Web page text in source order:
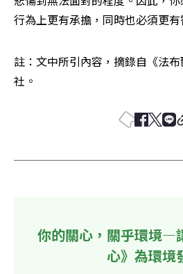
行為上更有承擔，同時也必須更有
註：文中所引內容，摘錄自《法
社。
你的關心，關乎環境—
心》為環境